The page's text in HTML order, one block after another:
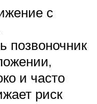
с
позвоночник
и часто
риск